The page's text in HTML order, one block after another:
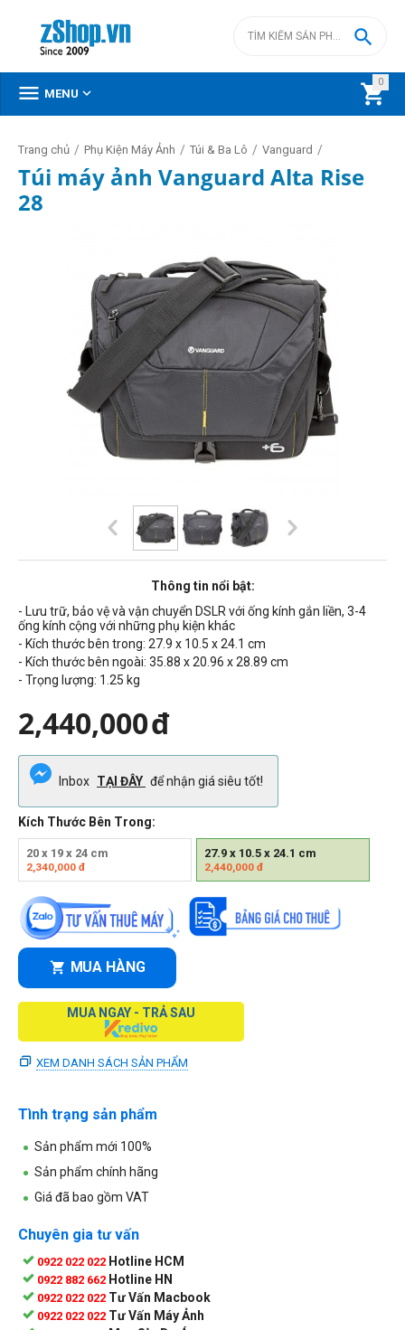
0


 MENU 
Trang chủ / Phụ Kiện Máy Ảnh / Túi & Ba Lô / Vanguard /
Túi máy ảnh Vanguard Alta Rise
28
Thông tin nổi bật:
- Lưu trữ, bảo vệ và vận chuyển DSLR với ống kính gắn liền, 3-4
ống kính cộng với những phụ kiện khác
- Kích thước bên trong: 27.9 x 10.5 x 24.1 cm
- Kích thước bên ngoài: 35.88 x 20.96 x 28.89 cm
- Trọng lượng: 1.25 kg
2,440,000đ
Inbox TẠI ĐÂY để nhận giá siêu tốt!
Kích Thước Bên Trong:
20 x 19 x 24 cm
2,340,000 đ
27.9 x 10.5 x 24.1 cm
2,440,000đ
MUA HÀNG
MUA NGAY - TRẢ SAU
XEM DANH SÁCH SẢN PHẨM
Tình trạng sản phẩm
Sản phẩm mới 100%
Sản phẩm chính hãng
Giá đã bao gồm VAT
Chuyên gia tư vấn
0922 022 022 Hotline HCM
0922 882 662 Hotline HN
0922 022 022 Tư Vấn Macbook
0922 022 022 Tư Vấn Máy Ảnh